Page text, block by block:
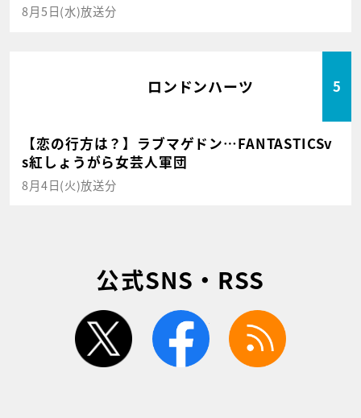
8月5日(水)放送分
ロンドンハーツ 5
【恋の行方は？】ラブマゲドン…FANTASTICSv
s紅しょうがら女芸人軍団
8月4日(火)放送分
公式SNS・RSS
twitter facebook